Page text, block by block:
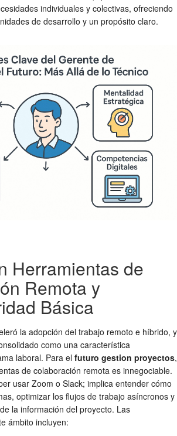
individuales y colectivas, ofreciendo
de desarrollo y un propósito claro.
Herramientas de
Remota y
Básica
la adopción del trabajo remoto e híbrido, y
como una característica
laboral. Para el futuro gestion proyectos,
de colaboración remota es innegociable.
usar Zoom o Slack; implica entender cómo
optimizar los flujos de trabajo asíncronos y
la información del proyecto. Las
ámbito incluyen: